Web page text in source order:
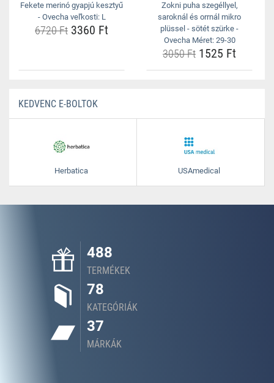
Fekete merinó gyapjú kesztyű
- Ovecha veľkosti: L
6720 Ft 3360 Ft
Zokni puha szegéllyel,
saroknál és orrnál mikro
plüssel - sötét szürke -
Ovecha Méret: 29-30
3050 Ft 1525 Ft
KEDVENC E-BOLTOK
Herbatica USAmedical
488
TERMÉKEK
78
KATEGÓRIÁK
37
MÁRKÁK